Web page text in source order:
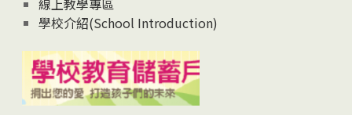
線上教學專區
學校介紹(School Introduction)